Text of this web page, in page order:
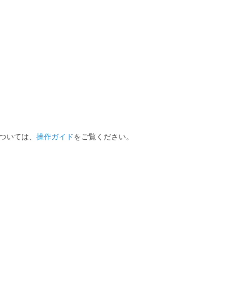
いては、 操作ガイド をご覧ください。